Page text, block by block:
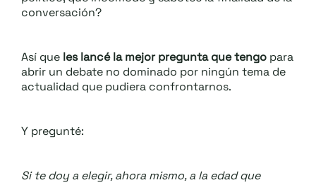
conversación?
Así que les lancé la mejor pregunta que tengo para
abrir un debate no dominado por ningún tema de
actualidad que pudiera confrontarnos.
Y pregunté:
Si te doy a elegir, ahora mismo, a la edad que